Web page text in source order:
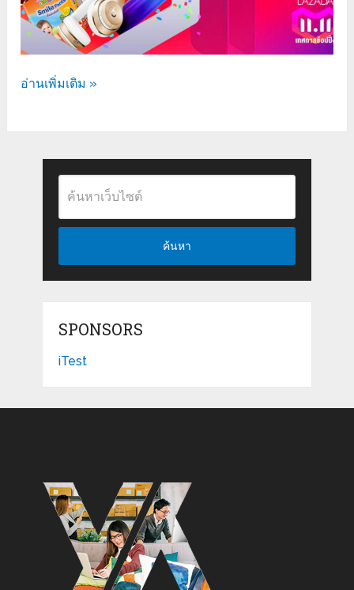
อ่านเพิ่มเติม »
ค้นหา
SPONSORS
iTest